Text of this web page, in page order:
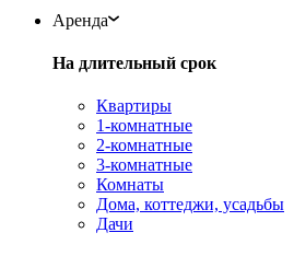
Аренда
На длительный срок
Квартиры
1-комнатные
2-комнатные
3-комнатные
Комнаты
Дома, коттеджи, усадьбы
Дачи